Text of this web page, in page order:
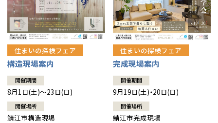
住まいの探検フェア
構造現場案内
開催期間
8月1日(土)～23日(日)
開催場所
鯖江市構造現場
住まいの探検フェア
完成現場案内
開催期間
9月19日(土)・20日(日)
開催場所
鯖江市完成現場